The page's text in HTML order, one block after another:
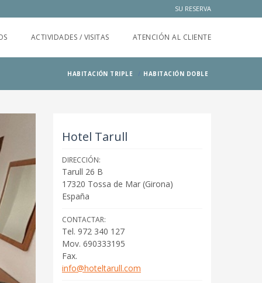
SU RESERVA
ACTIVIDADES / VISITAS ATENCIÓN AL CLIENTE
HABITACIÓN TRIPLE HABITACIÓN DOBLE
Hotel Tarull
DIRECCIÓN:
Tarull 26 B
17320 Tossa de Mar (Girona)
España
CONTACTAR:
Tel. 972 340 127
Mov. 690333195
Fax.
info@hoteltarull.com